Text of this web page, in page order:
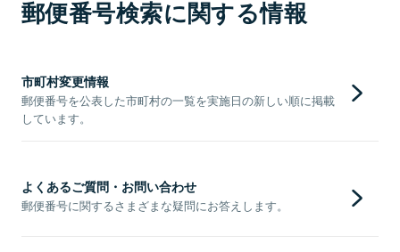
郵便番号検索に関する情報
市町村変更情報
郵便番号を公表した市町村の一覧を実施日の新しい順に掲載
しています。
よくあるご質問・お問い合わせ
郵便番号に関するさまざまな疑問にお答えします。